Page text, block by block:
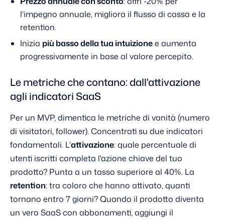
l'impegno annuale, migliora il flusso di cassa e la
retention.
Inizia più basso della tua intuizionee aumenta
progressivamente in base al valore percepito.
Le metriche che contano: dall'attivazione
agli indicatori SaaS
Per un MVP, dimentica le metriche di vanità (numero
di visitatori, follower). Concentrati su due indicatori
fondamentali. L'attivazione: quale percentuale di
utenti iscritti completa l'azione chiave del tuo
prodotto? Punta a un tasso superiore al 40%. La
retention: tra coloro che hanno attivato, quanti
tornano entro 7 giorni? Quando il prodotto diventa
un vero SaaS con abbonamenti, aggiungi il